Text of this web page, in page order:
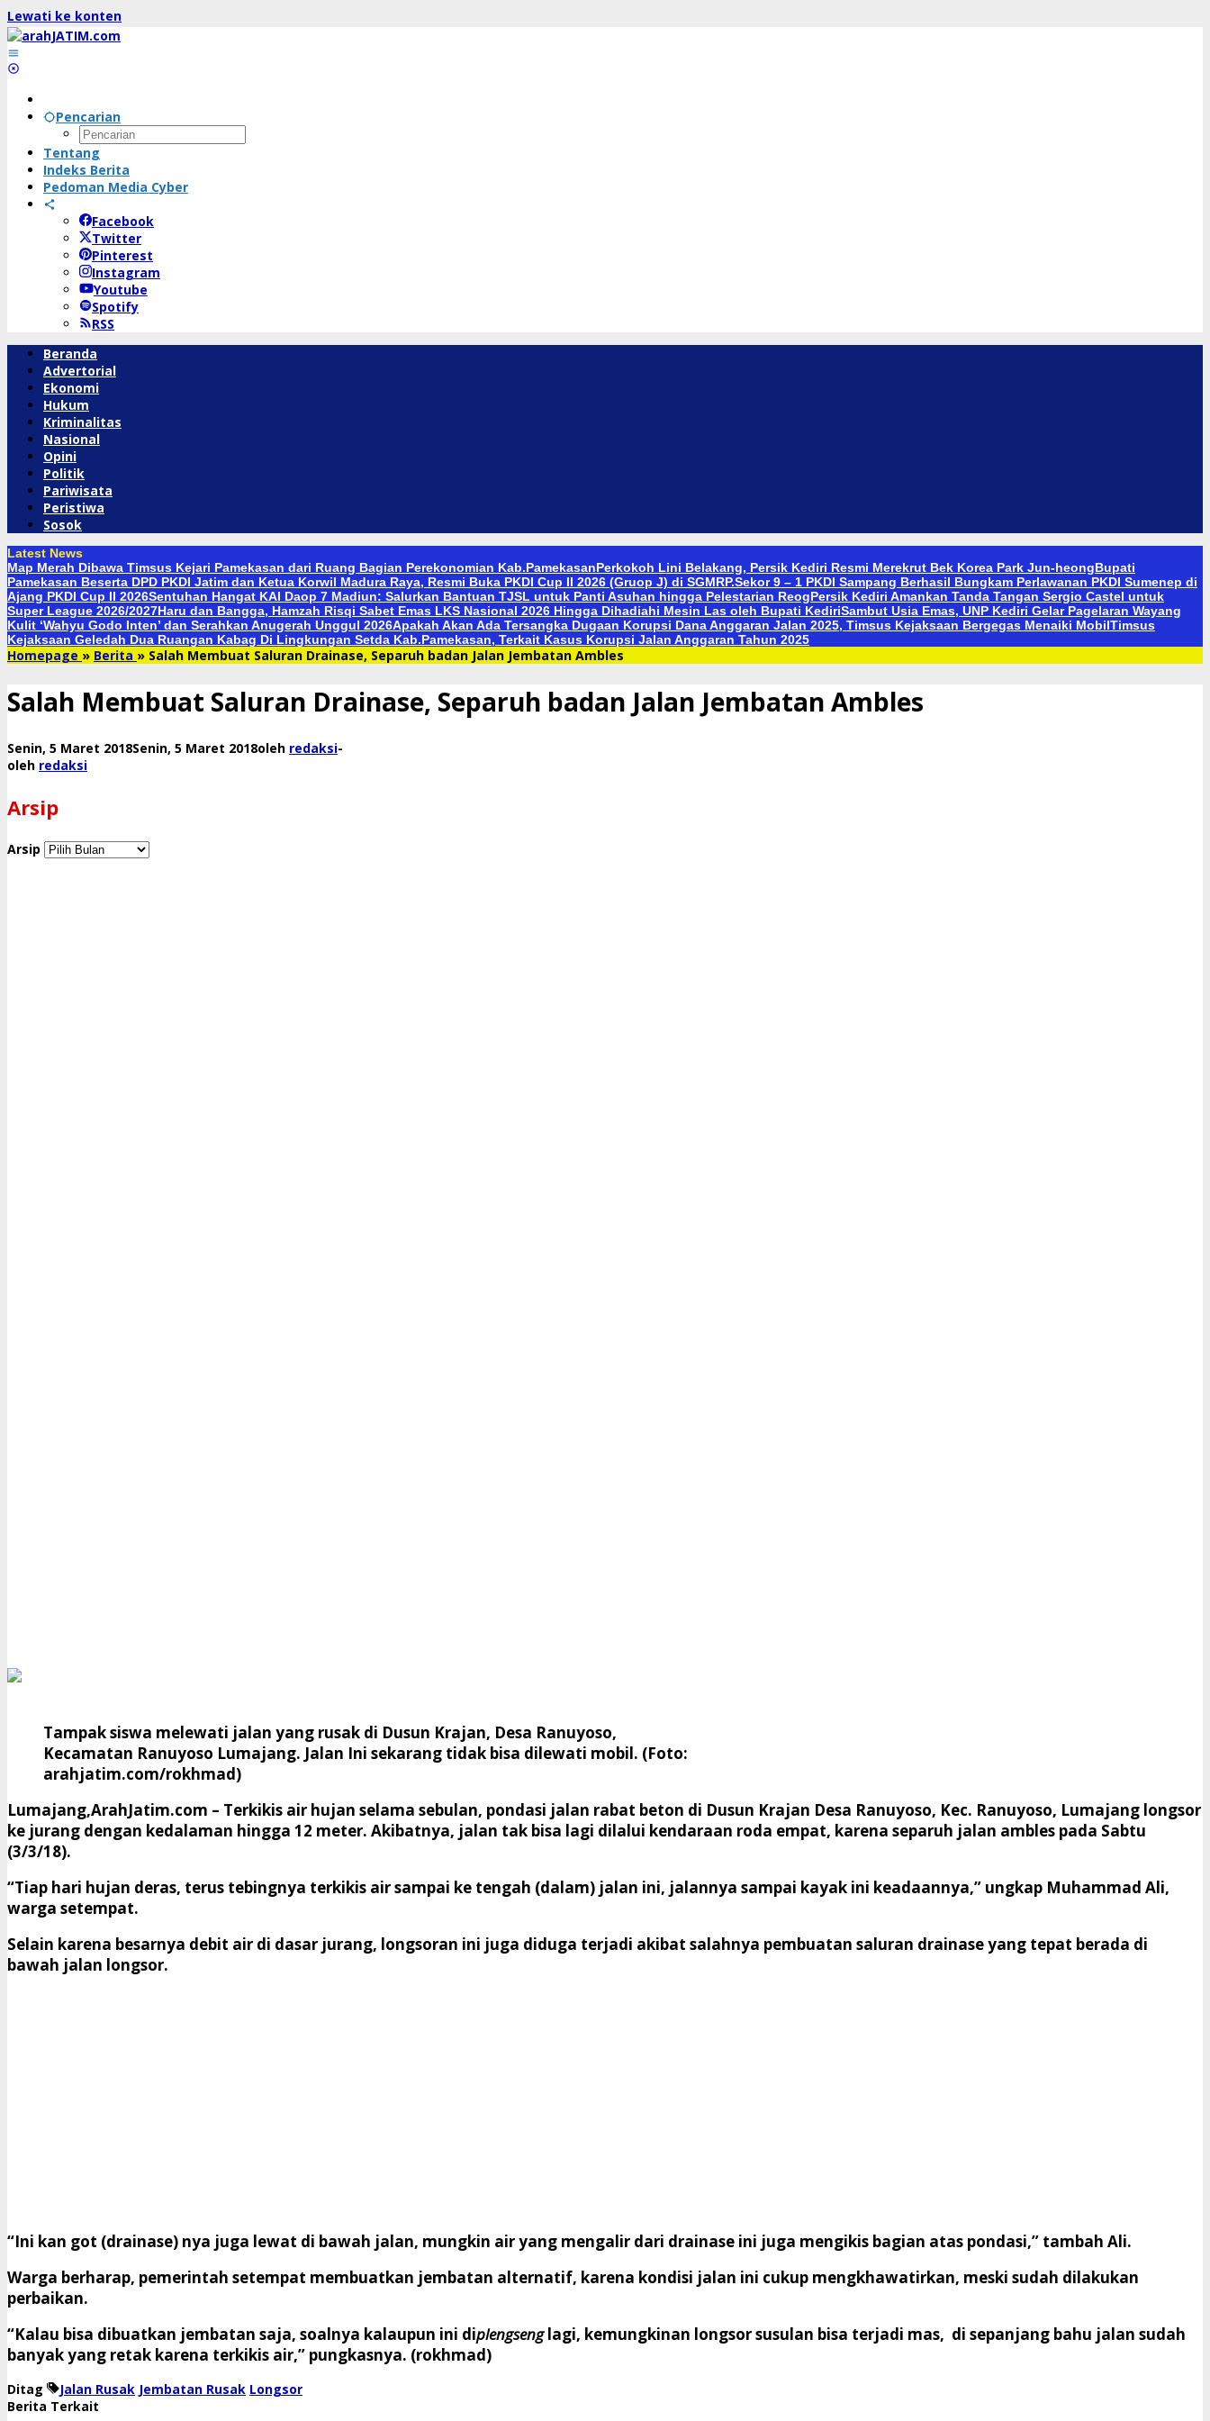
Lewati ke konten
Pencarian
Tentang
Indeks Berita
Pedoman Media Cyber
Facebook
Twitter
Pinterest
Instagram
Youtube
Spotify
RSS
Beranda
Advertorial
Ekonomi
Hukum
Kriminalitas
Nasional
Opini
Politik
Pariwisata
Peristiwa
Sosok
Latest News
Map Merah Dibawa Timsus Kejari Pamekasan dari Ruang Bagian Perekonomian Kab.PamekasanPerkokoh Lini Belakang, Persik Kediri Resmi Merekrut Bek Korea Park Jun-heongBupati
Pamekasan Beserta DPD PKDI Jatim dan Ketua Korwil Madura Raya, Resmi Buka PKDI Cup II 2026 (Gruop J) di SGMRP.Sekor 9 – 1 PKDI Sampang Berhasil Bungkam Perlawanan PKDI Sumenep di
Ajang PKDI Cup II 2026Sentuhan Hangat KAI Daop 7 Madiun: Salurkan Bantuan TJSL untuk Panti Asuhan hingga Pelestarian ReogPersik Kediri Amankan Tanda Tangan Sergio Castel untuk
Super League 2026/2027Haru dan Bangga, Hamzah Risqi Sabet Emas LKS Nasional 2026 Hingga Dihadiahi Mesin Las oleh Bupati KediriSambut Usia Emas, UNP Kediri Gelar Pagelaran Wayang
Kulit ‘Wahyu Godo Inten’ dan Serahkan Anugerah Unggul 2026Apakah Akan Ada Tersangka Dugaan Korupsi Dana Anggaran Jalan 2025, Timsus Kejaksaan Bergegas Menaiki MobilTimsus
Kejaksaan Geledah Dua Ruangan Kabag Di Lingkungan Setda Kab.Pamekasan, Terkait Kasus Korupsi Jalan Anggaran Tahun 2025
Homepage » Berita » Salah Membuat Saluran Drainase, Separuh badan Jalan Jembatan Ambles
Salah Membuat Saluran Drainase, Separuh badan Jalan Jembatan Ambles
Senin, 5 Maret 2018Senin, 5 Maret 2018oleh redaksi-
oleh redaksi
Arsip
Arsip
Tampak siswa melewati jalan yang rusak di Dusun Krajan, Desa Ranuyoso,
Kecamatan Ranuyoso Lumajang. Jalan Ini sekarang tidak bisa dilewati mobil. (Foto:
arahjatim.com/rokhmad)
Lumajang,ArahJatim.com – Terkikis air hujan selama sebulan, pondasi jalan rabat beton di Dusun Krajan Desa Ranuyoso, Kec. Ranuyoso, Lumajang longsor
ke jurang dengan kedalaman hingga 12 meter. Akibatnya, jalan tak bisa lagi dilalui kendaraan roda empat, karena separuh jalan ambles pada Sabtu
(3/3/18).
“Tiap hari hujan deras, terus tebingnya terkikis air sampai ke tengah (dalam) jalan ini, jalannya sampai kayak ini keadaannya,” ungkap Muhammad Ali,
warga setempat.
Selain karena besarnya debit air di dasar jurang, longsoran ini juga diduga terjadi akibat salahnya pembuatan saluran drainase yang tepat berada di
bawah jalan longsor.
“Ini kan got (drainase) nya juga lewat di bawah jalan, mungkin air yang mengalir dari drainase ini juga mengikis bagian atas pondasi,” tambah Ali.
Warga berharap, pemerintah setempat membuatkan jembatan alternatif, karena kondisi jalan ini cukup mengkhawatirkan, meski sudah dilakukan
perbaikan.
“Kalau bisa dibuatkan jembatan saja, soalnya kalaupun ini diplengsenglagi, kemungkinan longsor susulan bisa terjadi mas, di sepanjang bahu jalan sudah
banyak yang retak karena terkikis air,” pungkasnya. (rokhmad)
Ditag Jalan Rusak Jembatan Rusak Longsor
Berita Terkait